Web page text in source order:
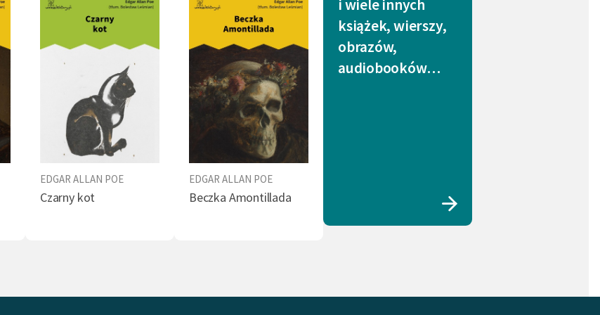
też za jednego z ojców fantastyki (
Eureka: A Prose Poem
1848; Edgarami
cześć nagrody przyznawane przez
of America) oraz noweli kryminalnej
Rue Morgue
). Postać pojawiającego się w
detektywa, C. Auguste'a Dupina,
zagadki kryminalne dzięki dedukcji,
z szeregu podobnych, takich jak
Arthura Conan Doyle'a czy Hercules
Christie.
czterdziestoletni Poe został znaleziony
EDGAR ALLAN POE
Czarny kot
EDGAR ALLAN POE
Beczka Amontillada
i wiele innych
książek, wierszy,
obrazów,
audiobooków…